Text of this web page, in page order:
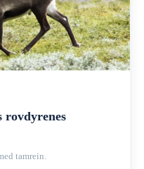
rovdyrenes
tamrein.